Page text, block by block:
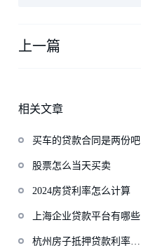
上一篇
相关文章
买车的贷款合同是两份吧
股票怎么当天买卖
2024房贷利率怎么计算
上海企业贷款平台有哪些
杭州房子抵押贷款利率多